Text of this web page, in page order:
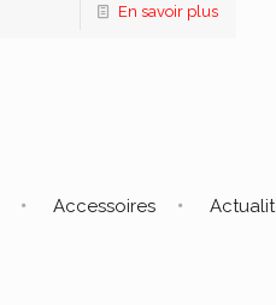
En savoir plus
Accessoires